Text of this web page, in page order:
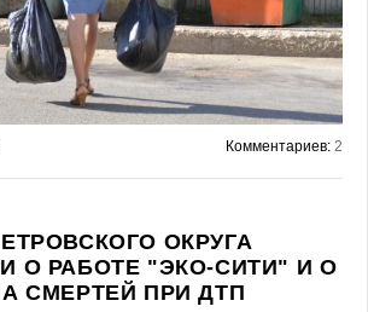
Комментариев: 2
ОКРУГА
О РАБОТЕ "ЭКО-СИТИ" И О
СМЕРТЕЙ ПРИ ДТП